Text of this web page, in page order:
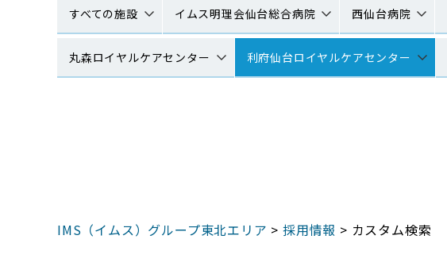
すべての施設 イムス明理会仙台総合病院 西仙台病院
丸森ロイヤルケアセンター 利府仙台ロイヤルケアセンター
IMS（イムス）グループ東北エリア >採用情報 > カスタム検索